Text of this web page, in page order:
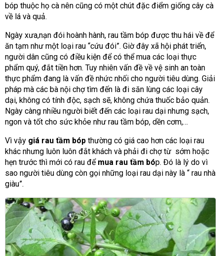
bóp thuộc họ cà nên cũng có một chút đặc điểm giống cây cà
về lá và quả.
Ngày xưa,nạn đói hoành hành, rau tầm bóp được thu hái về để
ăn tạm như một loại rau “cứu đói”. Giờ đây xã hội phát triển,
người dân cũng có điều kiện để có thể mua các loại thực
phẩm quý, đắt tiền hơn. Tuy nhiên vấn đề về vệ sinh an toàn
thực phẩm đang là vấn đề nhức nhối cho người tiêu dùng. Giải
pháp mà các bà nội chợ tìm đến là đi săn lùng các loại cây
dại, không có tính độc, sạch sẽ, không chứa thuốc bảo quản.
Ngày càng nhiều người biết đến các loại rau dại nhưng sạch,
ngon và tốt cho sức khỏe như rau tầm bóp, dền cơm,…
Vì vậy giá rau tầm bóp thường có giá cao hơn các loại rau
khác nhưng luôn luôn đắt khách và phải đi chợ từ sớm hoặc
hẹn trước thì mới có rau để mua rau tầm bóp. Đó là lý do vì
sao người tiêu dùng còn gọi những loại rau dại này là “ rau nhà
giàu”.